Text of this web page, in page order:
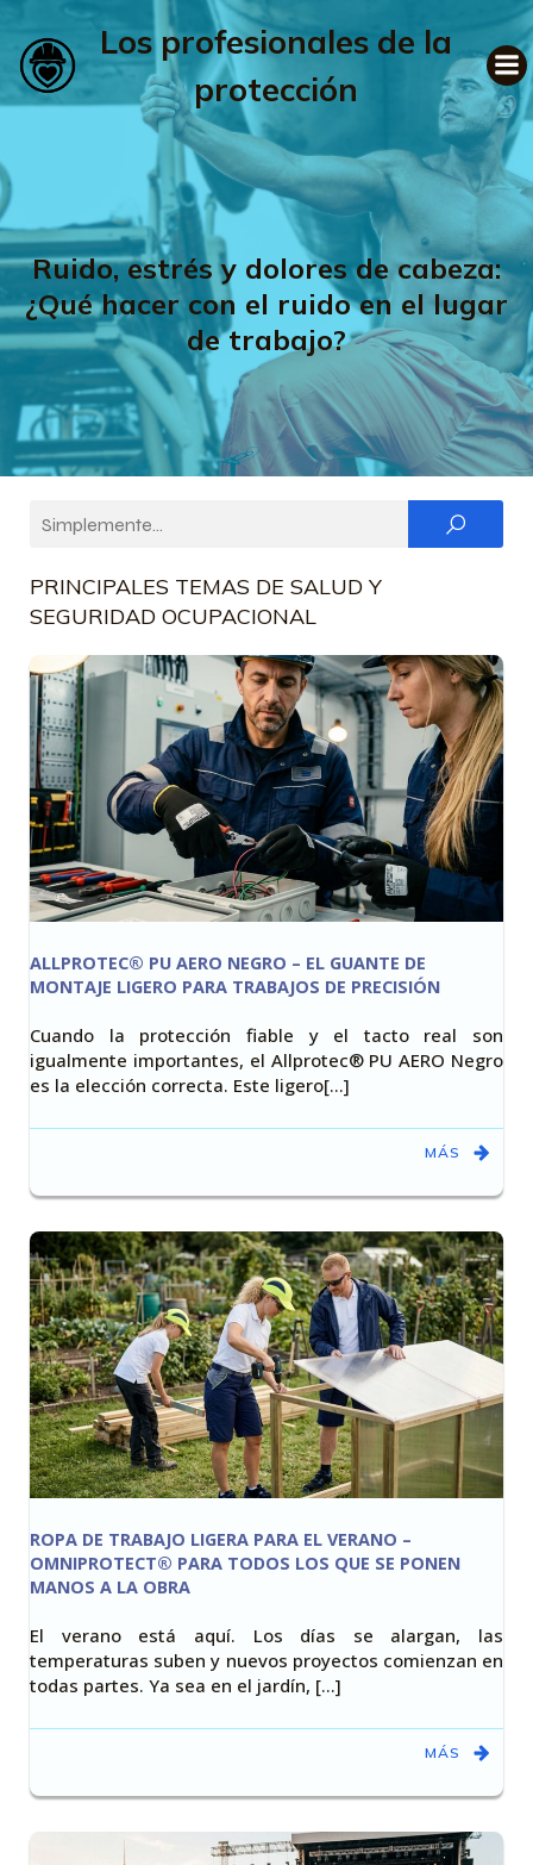
Los profesionales de la
protección
Ruido, estrés y dolores de cabeza:
¿Qué hacer con el ruido en el lugar
de trabajo?
PRINCIPALES TEMAS DE SALUD Y
SEGURIDAD OCUPACIONAL
ALLPROTEC® PU AERO NEGRO – EL GUANTE DE
MONTAJE LIGERO PARA TRABAJOS DE PRECISIÓN
Cuando la protección fiable y el tacto real son
igualmente importantes, el Allprotec® PU AERO Negro
es la elección correcta. Este ligero[…]
MÁS
ROPA DE TRABAJO LIGERA PARA EL VERANO –
OMNIPROTECT® PARA TODOS LOS QUE SE PONEN
MANOS A LA OBRA
El verano está aquí. Los días se alargan, las
temperaturas suben y nuevos proyectos comienzan en
todas partes. Ya sea en el jardín, [...]
MÁS